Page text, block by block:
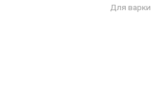
Для варки